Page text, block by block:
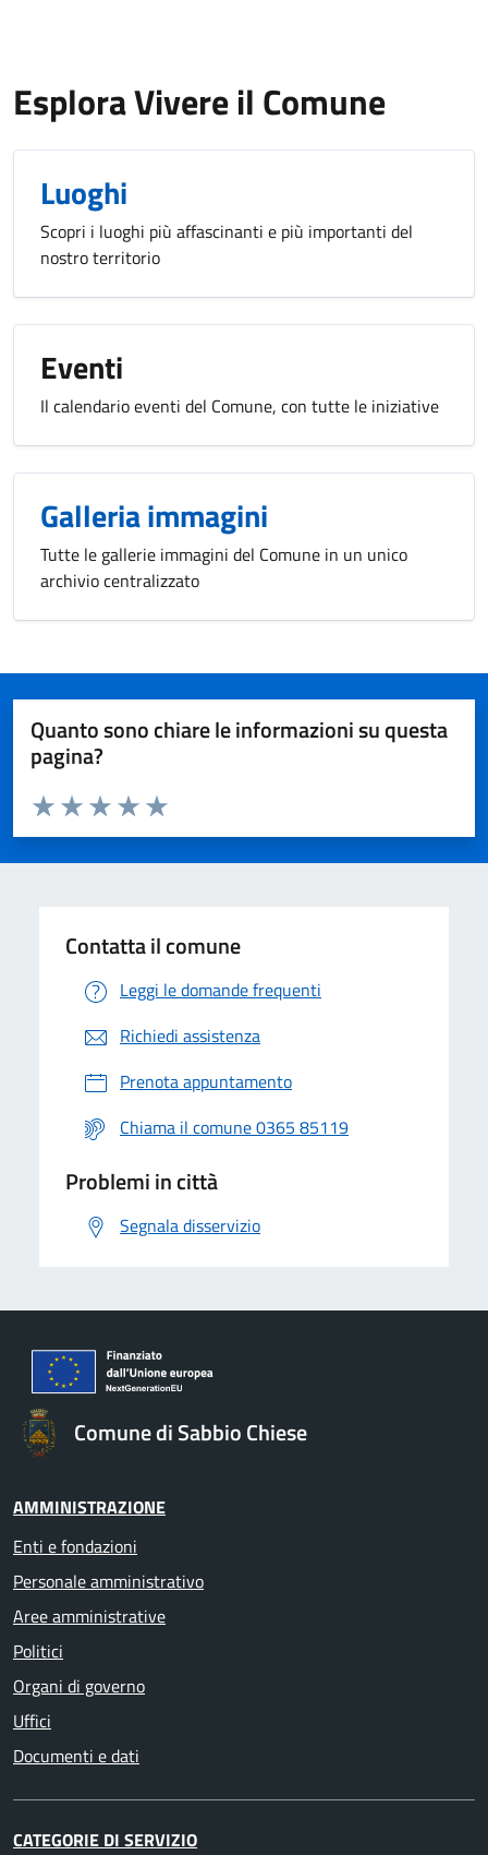
Esplora Vivere il Comune
Luoghi
Scopri i luoghi più affascinanti e più importanti del
nostro territorio
Eventi
Il calendario eventi del Comune, con tutte le iniziative
Galleria immagini
Tutte le gallerie immagini del Comune in un unico
archivio centralizzato
Quanto sono chiare le informazioni su questa
pagina?
Valuta da 1 a 5 stelle la pagina
Valuta 5 stelle su 5
Valuta 4 stelle su 5
Valuta 3 stelle su 5
Valuta 2 stelle su 5
Valuta 1 stelle su 5
Contatta il comune
Leggi le domande frequenti
Richiedi assistenza
Prenota appuntamento
Chiama il comune 0365 85119
Problemi in città
Segnala disservizio
Comune di Sabbio Chiese
AMMINISTRAZIONE
Enti e fondazioni
Personale amministrativo
Aree amministrative
Politici
Organi di governo
Uffici
Documenti e dati
CATEGORIE DI SERVIZIO